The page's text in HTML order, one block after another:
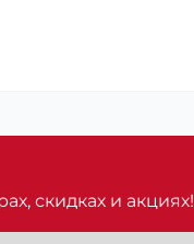
скидках и акциях!